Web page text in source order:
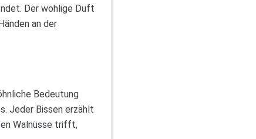
Der wohlige Duft
an der
Bedeutung
Jeder Bissen erzählt
Walnüsse trifft,